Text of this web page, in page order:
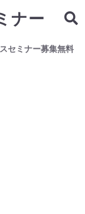
ナー
セミナー募集無料